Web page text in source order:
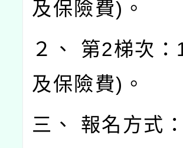
及保險費)。
２、 第2梯次
及保險費)。
三、 報名方式